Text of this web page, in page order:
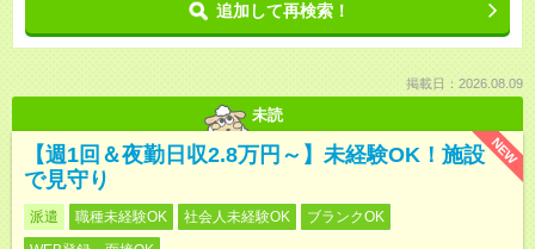
追加して再検索！
掲載日：2026.08.09
未読
NEW
【週1回＆夜勤日収2.8万円～】未経験OK！施設
で見守り
派遣 職種未経験OK 社会人未経験OK
ブランクOK